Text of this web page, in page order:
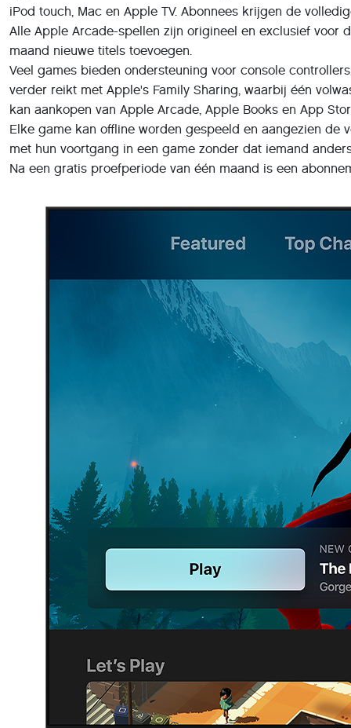
iPod touch, Mac en Apple TV. Abonnees krijgen de
Alle Apple Arcade-spellen zijn origineel en exclusief voor
maand nieuwe titels toevoegen.
Veel games bieden ondersteuning voor console
verder reikt met Apple's Family Sharing, waarbij één
kan aankopen van Apple Arcade, Apple Books en App
Elke game kan offline worden gespeeld en aangezien
met hun voortgang in een game zonder dat iemand
Na een gratis proefperiode van één maand is een